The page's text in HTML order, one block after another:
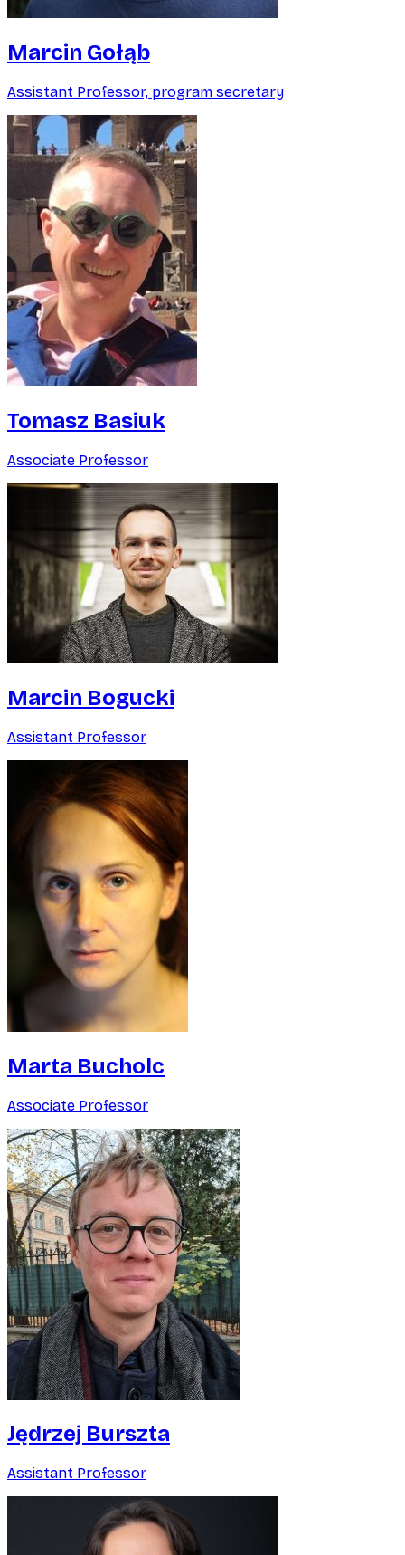
Marcin Gołąb
Assistant Professor, program secretary
Tomasz Basiuk
Associate Professor
Marcin Bogucki
Assistant Professor
Marta Bucholc
Associate Professor
Jędrzej Burszta
Assistant Professor